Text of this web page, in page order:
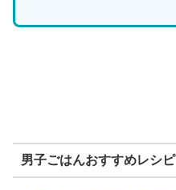
男子ごはんおすすめレシピ